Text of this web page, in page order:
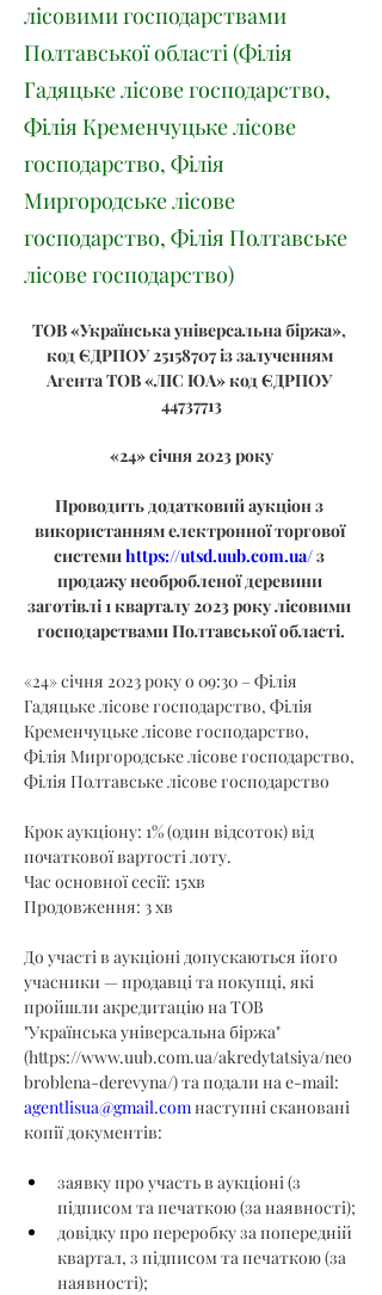
лісовими господарствами
Полтавської області (Філія
Гадяцьке лісове господарство,
Філія Кременчуцьке лісове
господарство, Філія
Миргородське лісове
господарство, Філія Полтавське
лісове господарство)
ТОВ «Українська універсальна біржа»,
код ЄДРПОУ 25158707 із залученням
Агента ТОВ «ЛІС ЮА» код ЄДРПОУ
44737713
«24» січня 2023 року
Проводить додатковий аукціон з
використанням електронної торгової
системи https://utsd.uub.com.ua/ з
продажу необробленої деревини
заготівлі 1 кварталу 2023 року лісовими
господарствами Полтавської області.
«24» січня 2023 року о 09:30 – Філія
Гадяцьке лісове господарство, Філія
Кременчуцьке лісове господарство,
Філія Миргородське лісове господарство,
Філія Полтавське лісове господарство
Крок аукціону: 1% (один відсоток) від
початкової вартості лоту.
Час основної сесії: 15хв
Продовження: 3 хв
До участі в аукціоні допускаються його
учасники — продавці та покупці, які
пройшли акредитацію на ТОВ
"Українська універсальна біржа"
(https://www.uub.com.ua/akredytatsiya/neo
broblena-derevyna/) та подали на e-mail:
agentlisua@gmail.com наступні скановані
копії документів:
заявку про участь в аукціоні (з
підписом та печаткою (за наявності);
довідку про переробку за попередній
квартал, з підписом та печаткою (за
наявності);